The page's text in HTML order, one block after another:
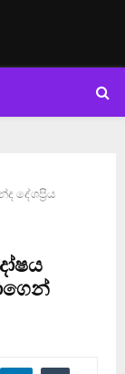
දේශප්‍රිය